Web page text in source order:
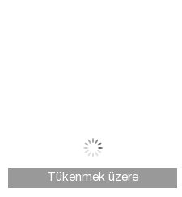
Tükenmek üzere